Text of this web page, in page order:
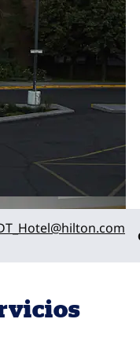
@hilton.com